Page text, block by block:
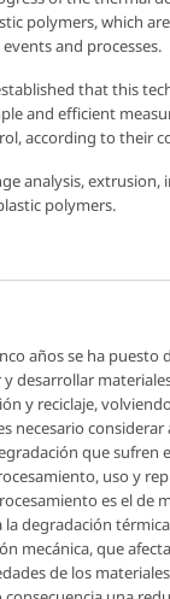
polymers, which
and processes.
that this
and efficient
according to their
analysis, extrusion,
polymers.
años se ha puesto
desarrollar
y reciclaje,
necesario
que sufren
uso y
es el de
la degradación
mecánica, que
de los